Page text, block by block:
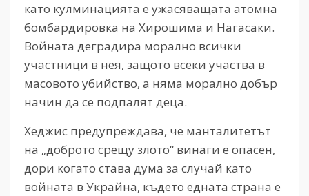
като кулминацията е ужасяващата атомна
бомбардировка на Хирошима и Нагасаки.
Войната деградира морално всички
участници в нея, защото всеки участва в
масовото убийство, а няма морално добър
начин да се подпалят деца.
Хеджис предупреждава, че манталитетът
на „доброто срещу злото“ винаги е опасен,
дори когато става дума за случай като
войната в Украйна, където едната страна е